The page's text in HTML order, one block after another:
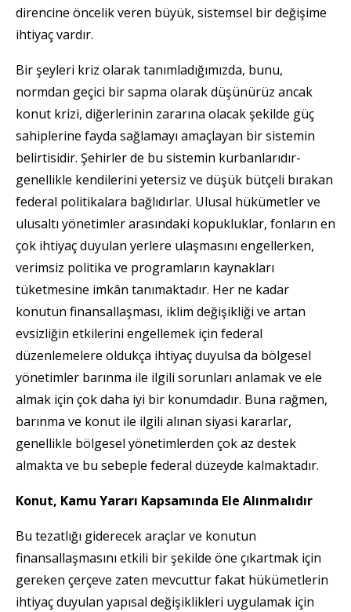
direncine öncelik veren büyük, sistemsel bir değişime
ihtiyaç vardır.
Bir şeyleri kriz olarak tanımladığımızda, bunu,
normdan geçici bir sapma olarak düşünürüz ancak
konut krizi, diğerlerinin zararına olacak şekilde güç
sahiplerine fayda sağlamayı amaçlayan bir sistemin
belirtisidir. Şehirler de bu sistemin kurbanlarıdır-
genellikle kendilerini yetersiz ve düşük bütçeli bırakan
federal politikalara bağlıdırlar. Ulusal hükümetler ve
ulusaltı yönetimler arasındaki kopukluklar, fonların en
çok ihtiyaç duyulan yerlere ulaşmasını engellerken,
verimsiz politika ve programların kaynakları
tüketmesine imkân tanımaktadır. Her ne kadar
konutun finansallaşması, iklim değişikliği ve artan
evsizliğin etkilerini engellemek için federal
düzenlemelere oldukça ihtiyaç duyulsa da bölgesel
yönetimler barınma ile ilgili sorunları anlamak ve ele
almak için çok daha iyi bir konumdadır. Buna rağmen,
barınma ve konut ile ilgili alınan siyasi kararlar,
genellikle bölgesel yönetimlerden çok az destek
almakta ve bu sebeple federal düzeyde kalmaktadır.
Konut, Kamu Yararı Kapsamında Ele Alınmalıdır
Bu tezatlığı giderecek araçlar ve konutun
finansallaşmasını etkili bir şekilde öne çıkartmak için
gereken çerçeve zaten mevcuttur fakat hükümetlerin
ihtiyaç duyulan yapısal değişiklikleri uygulamak için